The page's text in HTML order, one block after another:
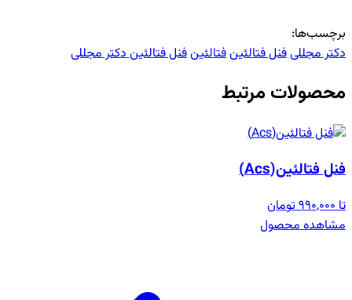
برچسب‌ها:
دکتر مجللیفنل فتالئینفتالئینفنل فتالئین دکتر مجللی
محصولات مرتبط
فنل فتالئین(Acs)
تا 990,000 تومان
مشاهده محصول